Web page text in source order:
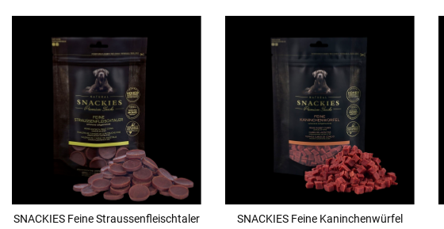
SNACKIES Feine Straussenfleischtaler SNACKIES Feine Kaninchenwürfel